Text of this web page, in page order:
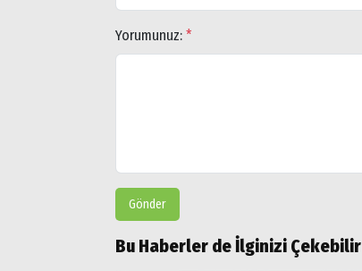
Yorumunuz: *
Gönder
Bu Haberler de İlginizi Çekebilir